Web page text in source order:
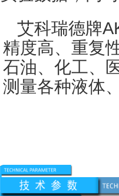
艾科瑞德牌
精度高、重复
石油、化工、
测量各种液体